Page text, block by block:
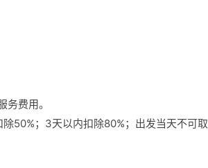
费用。
50%；3天以内扣除80%；出发当天不可取